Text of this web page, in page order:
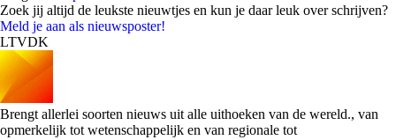
Zoek jij altijd de leukste nieuwtjes en kun je daar leuk over schrijven?
Meld je aan als nieuwsposter!
LTVDK
Brengt allerlei soorten nieuws uit alle uithoeken van de wereld., van
opmerkelijk tot wetenschappelijk en van regionale tot